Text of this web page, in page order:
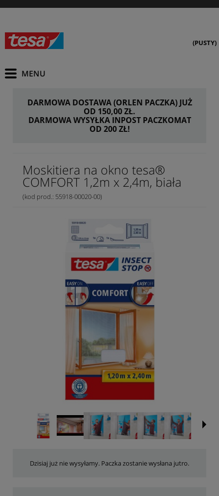
(PUSTY)
DARMOWA DOSTAWA (ORLEN PACZKA) JUŻ
OD 150,00 ZŁ.
DARMOWA WYSYŁKA INPOST PACZKOMAT
OD 200 ZŁ!
Moskitiera na okno tesa®
COMFORT 1,2m x 2,4m, biała
(kod prod.: 55918-00020-00)
Dzisiaj już nie wysyłamy. Paczka zostanie wysłana jutro.